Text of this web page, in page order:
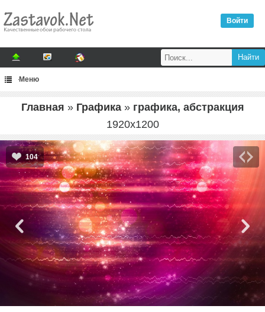
Войти
Меню
Главная » Графика» графика, абстракция
1920x1200
104